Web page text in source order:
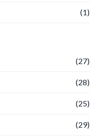
(1)
(27)
(28)
(25)
(29)